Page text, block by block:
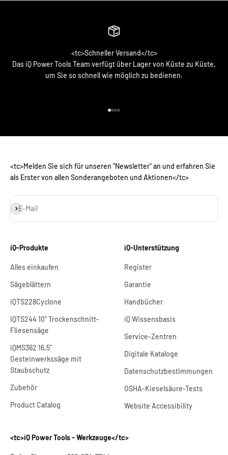
<tc>Schneller Versand</tc>
Das iQ Power Tools Team verfügt über Lager von Küste zu Küste,
um Sie so schnell wie möglich zu bedienen.
<tc>Melden Sie sich für unseren "Newsletter" an und erfahren Sie
als Erster von allen Sonderangeboten und Aktionen</tc>
E-Mail
Abonnieren
iQ-Produkte
Alles einkaufen
Sägeblättern
iQTS228Cyclone
iQTS244 10“ Trockenschnitt-
Fliesensäge
iQMS362 16,5“
Gesteinwerkssäge mit
Staubschutz
Zubehör
Product Catalog
iQ-Unterstützung
Register
Garantie
Handbücher
iQ Wissensbasis
Service-Zentren
Digitale Kataloge
Datenschutzbestimmungen
OSHA-Kieselsäure-Tests
Website Accessibility
<tc>iQ Power Tools - Werkzeuge</tc>